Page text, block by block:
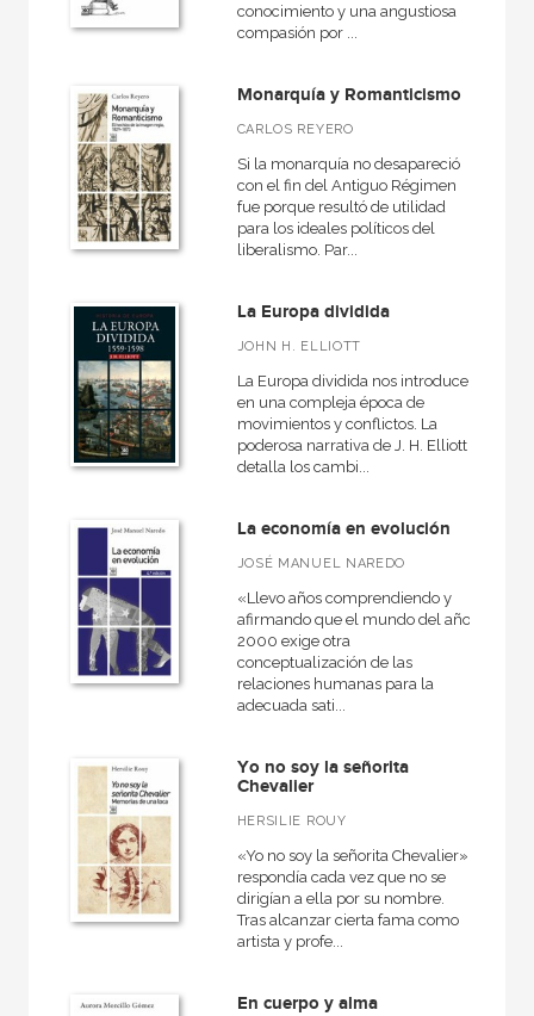
Historia
Historia de la UGT
Historia universal
Hitos
Otros futuros posibles
Psicología
Siglo para chicos
VER TODAS... (26)
NUESTROS FORMATOS
Ebook
Rústica
CATÁLOGOS PDF
Catálogos PDF
conocimiento y una angustiosa
compasión por ...
Monarquía y Romanticismo
CARLOS REYERO
Si la monarquía no desapareció
con el fin del Antiguo Régimen
fue porque resultó de utilidad
para los ideales políticos del
liberalismo. Par...
La Europa dividida
JOHN H. ELLIOTT
La Europa dividida nos introduce
en una compleja época de
movimientos y conflictos. La
poderosa narrativa de J. H. Elliott
detalla los cambi...
La economía en evolución
JOSÉ MANUEL NAREDO
«Llevo años comprendiendo y
afirmando que el mundo del año
2000 exige otra
conceptualización de las
relaciones humanas para la
adecuada sati...
Yo no soy la señorita
Chevalier
HERSILIE ROUY
«Yo no soy la señorita Chevalier»
respondía cada vez que no se
dirigían a ella por su nombre.
Tras alcanzar cierta fama como
artista y profe...
En cuerpo y alma